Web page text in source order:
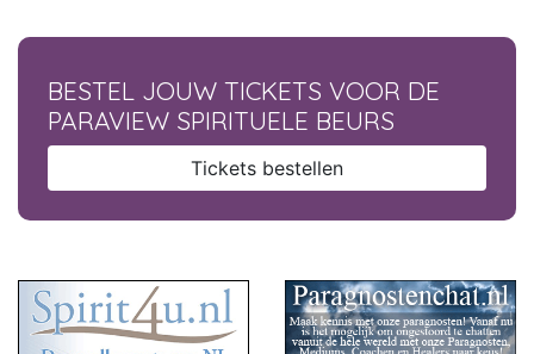
BESTEL JOUW TICKETS VOOR DE
PARAVIEW SPIRITUELE BEURS
Tickets bestellen